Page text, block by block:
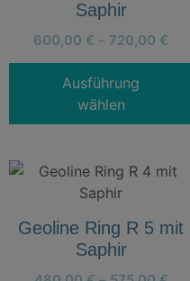
Saphir
600,00 € – 720,00 €
Ausführung
wählen
Geoline Ring R 5 mit
Saphir